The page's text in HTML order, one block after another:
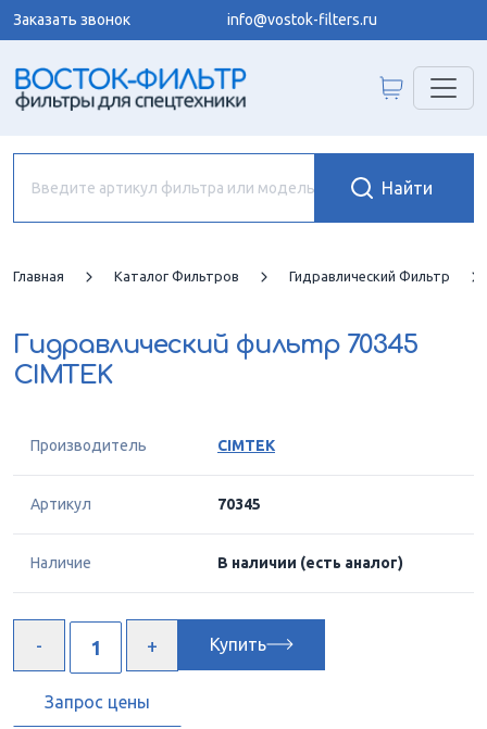
Заказать звонок info@vostok-filters.ru
Главная Каталог Фильтров Гидравлический Фильтр
Гидравлический фильтр 70345
CIMTEK
Производитель CIMTEK
Артикул 70345
Наличие В наличии (есть аналог)
Купить
Запрос цены